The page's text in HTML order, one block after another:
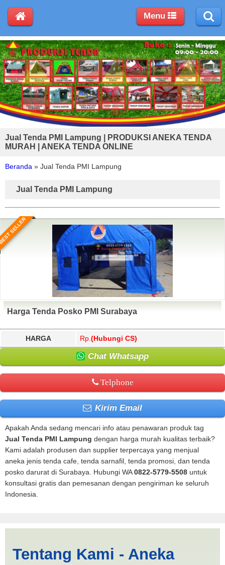
Jual Tenda PMI Lampung | PRODUKSI ANEKA TENDA
MURAH | ANEKA TENDA ONLINE
Beranda » Jual Tenda PMI Lampung
Jual Tenda PMI Lampung
SELLER
Harga Tenda Posko PMI Surabaya
HARGA Rp. (Hubungi CS)
Chat Whatsapp
Telphone
Kirim Email
Apakah Anda sedang mencari info atau penawaran produk tag
Jual Tenda PMI Lampung dengan harga murah kualitas terbaik?
Kami adalah produsen dan supplier terpercaya yang menjual
aneka jenis tenda cafe, tenda sarnafil, tenda promosi, dan tenda
posko darurat di Surabaya. Hubungi WA0822-5779-5508 untuk
konsultasi gratis dan pemesanan dengan pengiriman ke seluruh
Indonesia.
PRODUKSI ANEKA TENDA
Tentang Kami - Aneka
Menu